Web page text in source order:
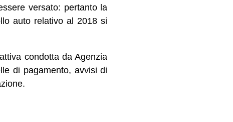
versato: pertanto la
auto relativo al 2018 si
condotta da Agenzia
di pagamento, avvisi di